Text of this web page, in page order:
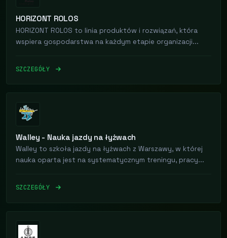
HORIZONT ROLOS
HORIZONT ROLOS to linia produktów i rozwiązań, która
wspiera gospodarstwa na każdym etapie organizacji...
SZCZEGÓŁY
Walley - Nauka jazdy na łyżwach
Walley to szkoła jazdy na łyżwach z Warszawy, w której
nauka oparta jest na systematycznym treningu, pracy...
SZCZEGÓŁY